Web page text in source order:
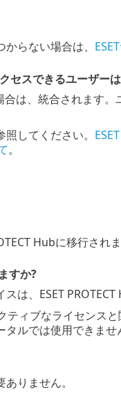
らない場合は、
スできるユーザー
は、統合されます
してください。
。
Hubに移行されま
すか?
は、ESET PROTECT
ティブなライセンス
ルでは使用できませ
りません。